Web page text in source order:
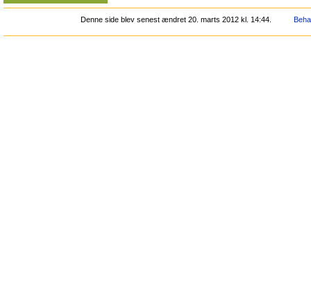
Denne side blev senest ændret 20. marts 2012 kl. 14:44.